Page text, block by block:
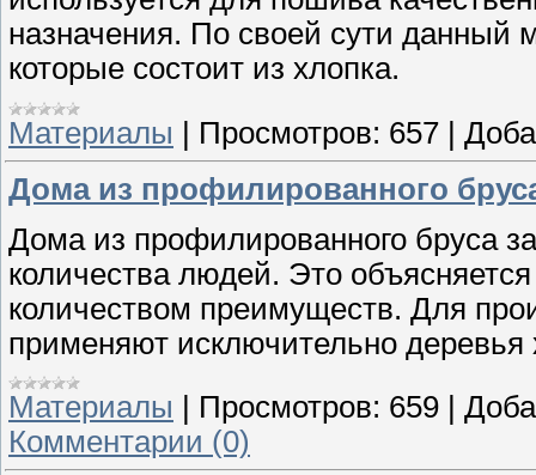
назначения. По своей сути данный
которые состоит из хлопка.
Материалы | Просмотров: 657 |
Дома из профилированного
Дома из профилированного бруса
количества людей. Это
количеством преимуществ. Для
применяют исключительно деревья
Материалы
Просмотров: 659
Комментарии (0)